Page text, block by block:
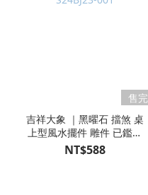
售完
吉祥大象 ｜黑曜石 擋煞 桌
上型風水擺件 雕件 已鑑定
S24BJ23-001
NT$588